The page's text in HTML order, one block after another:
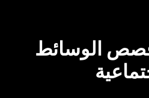
الوسائط